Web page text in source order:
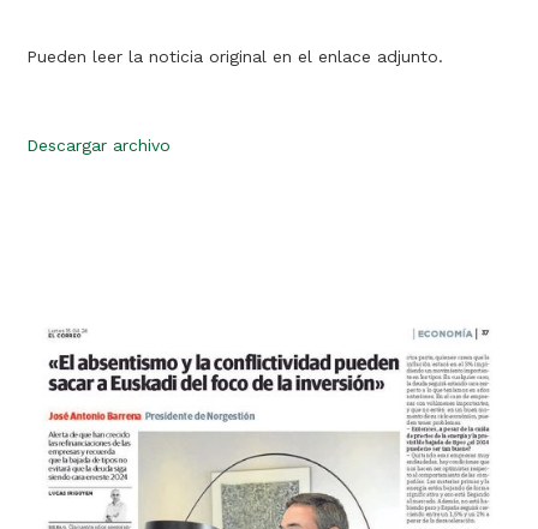
Pueden leer la noticia original en el enlace adjunto.
Descargar archivo